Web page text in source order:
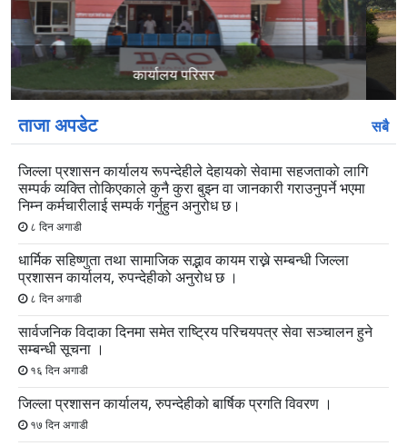
मायादेवी मन्दिर, लुम्बिनी
स्लाइड
स्लाइड
ताजा अपडेट सबै
जिल्ला प्रशासन कार्यालय रूपन्देहीले देहायकाे सेवामा सहजताकाे लागि
सम्पर्क व्यक्ति ताेकिएकाले कुनै कुरा बुझ्न वा जानकारी गराउनुपर्ने भएमा
निम्न कर्मचारीलाई सम्पर्क गर्नुहुन अनुरोध छ।
८ दिन अगाडी
धार्मिक सहिष्णुता तथा सामाजिक सद्भाव कायम राख्ने सम्बन्धी जिल्ला
प्रशासन कार्यालय, रुपन्देहीको अनुरोध छ ।
८ दिन अगाडी
सार्वजनिक विदाका दिनमा समेत राष्ट्रिय परिचयपत्र सेवा सञ्चालन हुने
सम्बन्धी सूचना ।
१६ दिन अगाडी
जिल्ला प्रशासन कार्यालय, रुपन्देहीको बार्षिक प्रगति विवरण ।
१७ दिन अगाडी